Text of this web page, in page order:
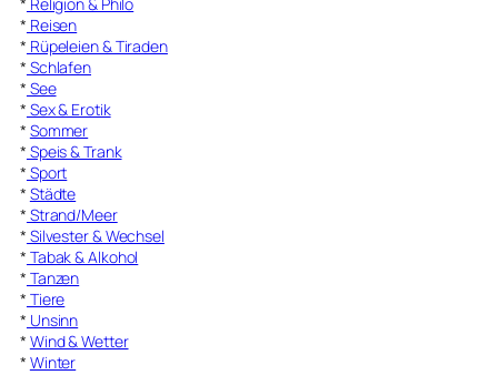
* Reisen
* Rüpeleien & Tiraden
* Schlafen
* See
* Sex & Erotik
* Sommer
* Speis & Trank
* Sport
* Städte
* Strand/Meer
* Silvester & Wechsel
* Tabak & Alkohol
* Tanzen
* Tiere
* Unsinn
* Wind & Wetter
* Winter